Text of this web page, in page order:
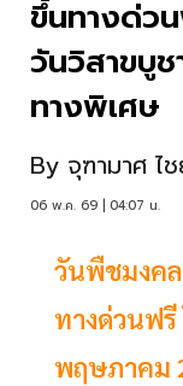
ขึ้นทางด่ว
วันวิสาขบู
ทางพิเศษ
By จุฑามาศ ไ
06 พ.ค. 69 | 04:07 น.
วันพืชมงค
ทางด่วนฟรี
พฤษภาคม